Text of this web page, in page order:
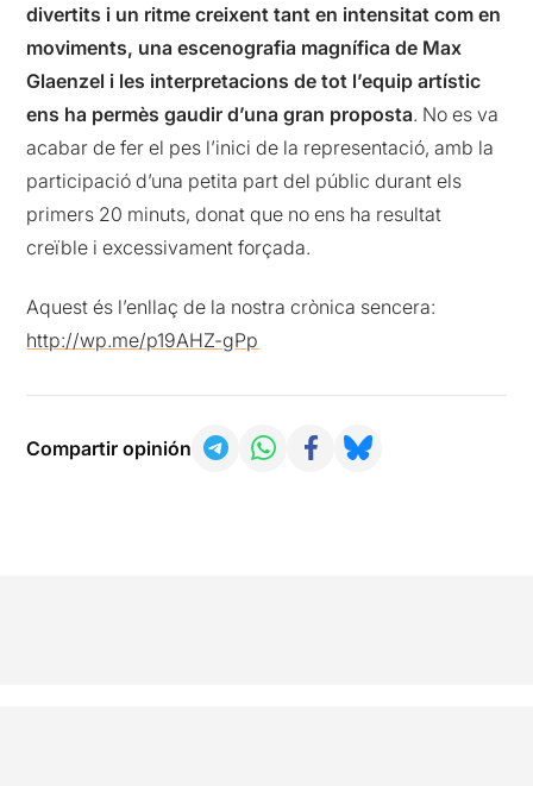
divertits i un ritme creixent tant en intensitat com en
moviments, una escenografia magnífica de Max
Glaenzel i les interpretacions de tot l’equip artístic
ens ha permès gaudir d’una gran proposta. No es va
acabar de fer el pes l’inici de la representació, amb la
participació d’una petita part del públic durant els
primers 20 minuts, donat que no ens ha resultat
creïble i excessivament forçada.
Aquest és l’enllaç de la nostra crònica sencera:
http://wp.me/p19AHZ-gPp
Compartir opinión